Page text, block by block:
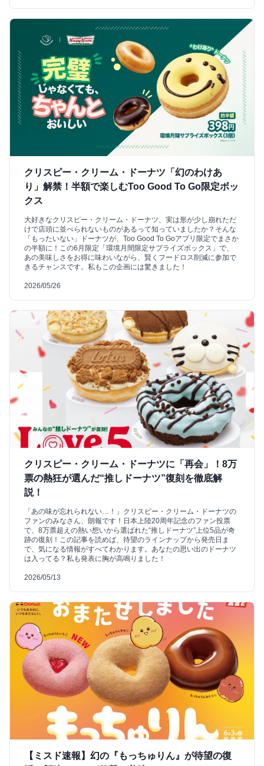
クリスピー・クリーム・ドーナツ「幻のわけあ
り」解禁！半額で楽しむToo Good To Go限定ボッ
クス
大好きなクリスピー・クリーム・ドーナツ、実は形が少し崩れただ
けで店頭に並べられないものがあるって知っていましたか？そんな
「もったいない」ドーナツが、Too Good To Goアプリ限定でまさか
の半額に！この6月限定「環境月間限定サプライズボックス」で、
あの美味しさをお得に味わいながら、賢くフードロス削減に参加で
きるチャンスです。私もこの企画には驚きました！
2026/05/26
クリスピー・クリーム・ドーナツに「再会」！8万
票の熱狂が選んだ“推しドーナツ”復刻を徹底解
説！
「あの味が忘れられない…！」クリスピー・クリーム・ドーナツの
ファンのみなさん、朗報です！日本上陸20周年記念のファン投票
で、8万票超えの熱い想いから選ばれた“推しドーナツ”上位5品が奇
跡の復刻！この記事を読めば、待望のラインナップから発売日ま
で、気になる情報がすべてわかります。あなたの思い出のドーナツ
は入ってる？私も発表に胸が高鳴りました！
2026/05/13
【ミスド速報】幻の『もっちゅりん』が待望の復